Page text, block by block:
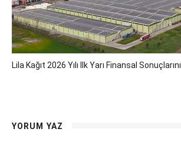
Lila Kağıt 2026 Yılı Ilk Yarı Finansal
YORUM YAZ